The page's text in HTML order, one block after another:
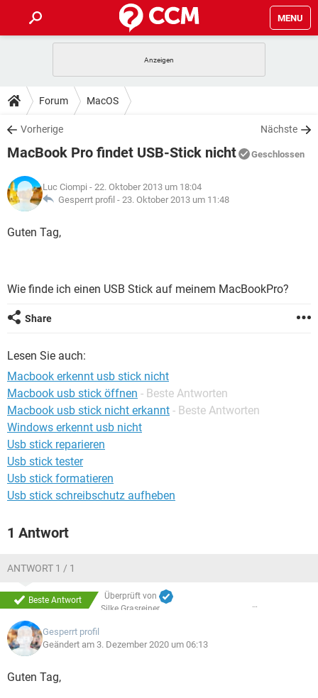
MENU
ANDROID
WINDOWS 10
WHATSAPP TIKTOK
FACEBOOK
TIPPS & TRICKS
SPIELE
WHATSAPP TIKTOK
FACEBOOK
DOWNLOADS
SPIELE STREAMING
ANDROID
WINDOWS 10 INSTAGRAM
WHATSAPP
SPIELE STREAMING
ANDROID
WINDOWS 10
FACEBOOK HARDWARE
LEXIKON
SPIELE
FACEBOOK
Forum MacOS
Vorherige Nächste
MacBook Pro findet USB-Stick nicht Geschlossen
Luc Ciompi - 22. Oktober 2013 um 18:04
Gesperrt profil - 23. Oktober 2013 um 11:48
Guten Tag,
Wie finde ich einen USB Stick auf meinem MacBookPro?
Share
Lesen Sie auch:
Macbook erkennt usb stick nicht
Macbook usb stick öffnen - Beste Antworten
Macbook usb stick nicht erkannt - Beste Antworten
Windows erkennt usb nicht
Usb stick reparieren
Usb stick tester
Usb stick formatieren
Usb stick schreibschutz aufheben
1 Antwort
ANTWORT 1 / 1
Beste Antwort
Überprüft von
Silke Grasreiner
Gesperrt profil
Geändert am 3. Dezember 2020 um 06:13
Guten Tag,